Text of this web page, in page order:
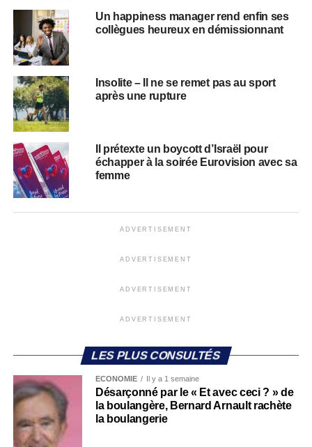
Un happiness manager rend enfin ses
collègues heureux en démissionnant
Insolite – Il ne se remet pas au sport
après une rupture
Il prétexte un boycott d’Israël pour
échapper à la soirée Eurovision avec sa
femme
ADVERTISEMENT
ADVERTISEMENT
ADVERTISEMENT
ADVERTISEMENT
LES PLUS CONSULTÉS
ECONOMIE Il y a 1 semaine
Désarçonné par le « Et avec ceci ? » de
la boulangère, Bernard Arnault rachète
la boulangerie